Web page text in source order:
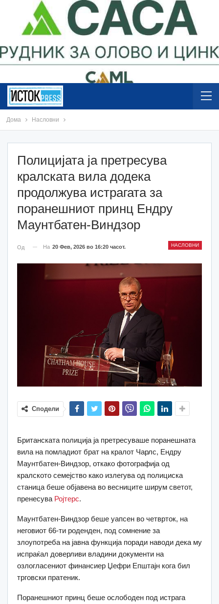
Дома Насловни
Полицијата ја претресува
кралската вила додека
продолжува истрагата за
поранешниот принц Ендру
Маунтбатен-Виндзор
НАСЛОВНИ
Од На 20 Фев, 2026 во 16:20 часот.
Сподели
Британската полиција ја претресуваше поранешната
вила на помладиот брат на кралот Чарлс, Ендру
Маунтбатен-Виндзор, откако фотографија од
кралското семејство како излегува од полициска
станица беше објавена во весниците ширум светот,
пренесува Ројтерс.
Маунтбатен-Виндзор беше уапсен во четврток, на
неговиот 66-ти роденден, под сомнение за
злоупотреба на јавна функција поради наводи дека му
испраќал доверливи владини документи на
озлогласениот финансиер Џефри Епштајн кога бил
трговски пратеник.
Поранешниот принц беше ослободен под истрага